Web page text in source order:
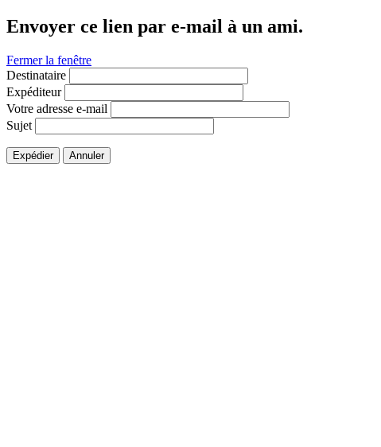
Envoyer ce lien par e-mail à un ami.
Fermer la fenêtre
Destinataire
Expéditeur
Votre adresse e-mail
Sujet
Expédier Annuler